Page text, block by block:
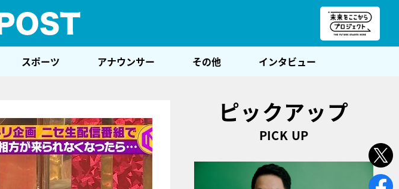
スポーツ アナウンサー その他 インタビュー
ピックアップ
PICK UP